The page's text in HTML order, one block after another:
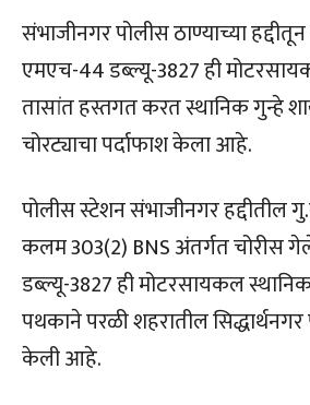
संभाजीनगर पोलीस ठाण्याच्या
एमएच-44 डब्ल्यू-3827 ही
तासांत हस्तगत करत स्थानिक गुन्हे
चोरट्याचा पर्दाफाश केला आहे.
पोलीस स्टेशन संभाजीनगर हद्दीतील
कलम 303(2) BNS अंतर्गत चोरीस
डब्ल्यू-3827 ही मोटरसायकल
पथकाने परळी शहरातील
केली आहे.